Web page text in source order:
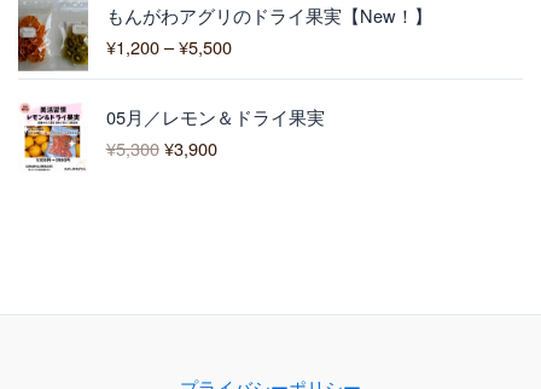
3
,
0
もんがわアグリのドライ果実【New！】
¥1,200 –¥5,500
格
帯
:
1
5
05月／レモン＆ドライ果実
¥5,300
元
の
価
3
¥3,900
現
在
の
,